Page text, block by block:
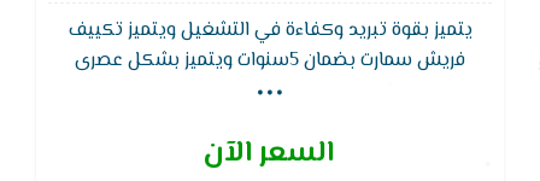
يتميز بقوة تبريد وكفاءة في التشغيل ويتميز تكييف
فريش سمارت بضمان 5سنوات ويتميز بشكل عصرى
يناسب جميع الاذواق ويعمل بشاشه ليد لمعرفة درجة
على تنقية الهواء للتمتع بهواء نقى وصحى
...
السعر الآن